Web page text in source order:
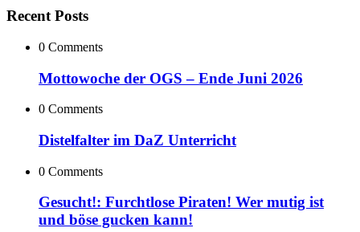
Recent Posts
0 Comments
Mottowoche der OGS – Ende Juni 2026
0 Comments
Distelfalter im DaZ Unterricht
0 Comments
Gesucht!: Furchtlose Piraten! Wer mutig ist
und böse gucken kann!